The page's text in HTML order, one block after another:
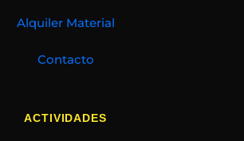
Alquiler Material
Contacto
ACTIVIDADES